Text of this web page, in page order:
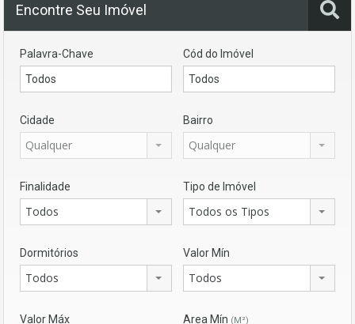
Encontre Seu Imóvel
Palavra-Chave Cód do Imóvel
Cidade
Qualquer
Bairro
Qualquer
Finalidade
Todos
Tipo de Imóvel
Todos os Tipos
Dormitórios
Todos
Valor Mín
Todos
Valor Máx Area Mín (M²)